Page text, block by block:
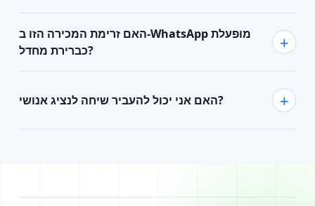
האם זרימת המכירה הזו ב‑WhatsApp מופעלת
כברירת מחדל?
האם אני יכול להעביר שיחה לנציג אנושי?